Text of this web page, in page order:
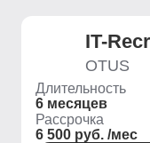
IT-
OTUS
Длительность
6 месяцев
Рассрочка
6 500 руб. /мес